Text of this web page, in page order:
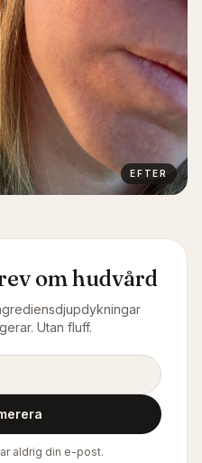
EFTER
om hudvård
Utan fluff.
aldrig din e-post.